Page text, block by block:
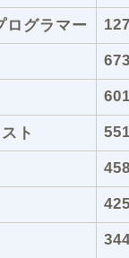
ログラマー
ト